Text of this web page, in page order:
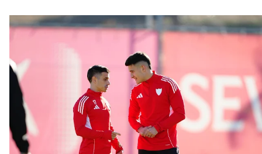
El Granada negocia con el Sevilla FC por Alberto
El Sevilla continúa con despidos y rechaza una
oferta de 420 millones por el club
El Sevilla mueve ficha por Robbie Ure: la opción 'A'
para el ataque nervionense
Crónica Pretemporada | Real Madrid 2-4 Sevilla FC
Femenino